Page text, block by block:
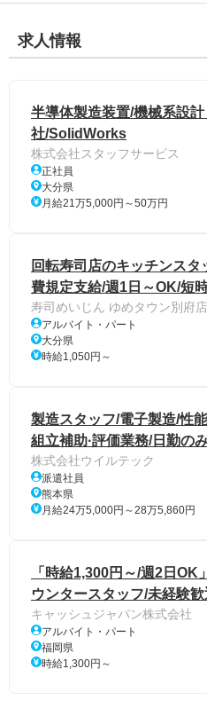
求人情報
半導体製造装置/機械系設
社/SolidWorks
株式会社スタッフサービス
正社員
大分県
月給21万5,000円～50万円
回転寿司店のキッチンス
費規定支給/週1日～OK/短
寿司めいじん ゆめタウン別府店
アルバイト・パート
大分県
時給1,050円～
製造スタッフ/電子製造/性
組立補助·評価業務/日勤の
株式会社ウイルテック
派遣社員
熊本県
月給24万5,000円～28万5,860円
「時給1,300円～/週2日OK
ウンタースタッフ/未経験歓
キャッシュジャパン株式会社
アルバイト・パート
福岡県
時給1,300円～